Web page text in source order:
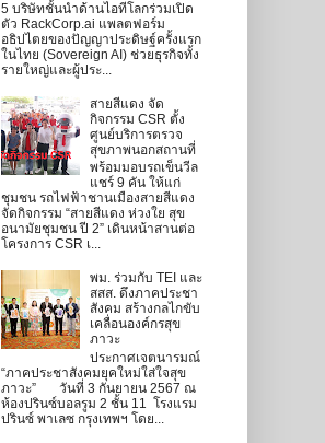
5 บริษัทชั้นนำด้านไอทีโลกร่วมเปิด
ตัว RackCorp.ai แพลตฟอร์ม
อธิปไตยของปัญญาประดิษฐ์ครั้งแรก
ในไทย (Sovereign AI) ช่วยธุรกิจทั้ง
รายใหญ่และผู้ประ...
สายสีแดง จัด
กิจกรรม CSR ตั้ง
ศูนย์บริการตรวจ
สุขภาพนอกสถานที่
พร้อมมอบรถเข็นวีล
แชร์ 9 คัน ให้แก่
ชุมชน รถไฟฟ้าชานเมืองสายสีแดง
จัดกิจกรรม “สายสีแดง ห่วงใย สุข
อนามัยชุมชน ปี 2” เดินหน้าสานต่อ
โครงการ CSR เ...
พม. ร่วมกับ TEI และ
สสส. ดึงภาคประชา
สังคม สร้างกลไกขับ
เคลื่อนองค์กรสุข
ภาวะ
ประกาศเจตนารมณ์
“ภาคประชาสังคมยุคใหม่ใส่ใจสุข
ภาวะ” วันที่ 3 กันยายน 2567 ณ
ห้องปรินซ์บอลรูม 2 ชั้น 11 โรงแรม
ปรินซ์ พาเลซ กรุงเทพฯ โดย...